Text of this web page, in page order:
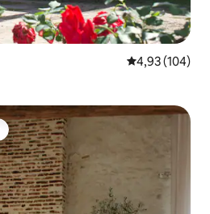
4,93 de uma
4,93 (104)